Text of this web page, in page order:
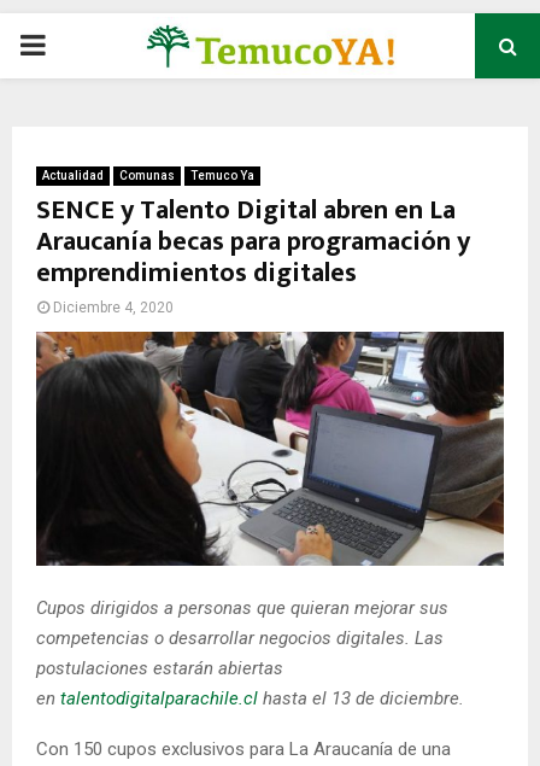
P
M
A
R
E
N
U
Actualidad Comunas Temuco Ya
SENCE y Talento Digital abren en La
Araucanía becas para programación y
emprendimientos digitales
Diciembre 4, 2020
Cupos dirigidos a personas que quieran mejorar sus
competencias o desarrollar negocios digitales. Las
postulaciones estarán abiertas
en talentodigitalparachile.cl hasta el 13 de diciembre.
Con 150 cupos exclusivos para La Araucanía de una